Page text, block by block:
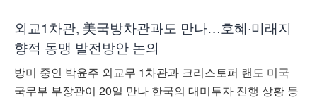
외교1차관, 美국방차관과도 만나…호혜·미래지
향적 동맹 발전방안 논의
방미 중인 박윤주 외교무 1차관과 크리스토퍼 랜도 미국
국무부 부장관이 20일 만나 한국의 대미투자 진행 상황 등